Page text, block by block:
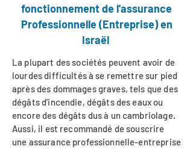
fonctionnement de l'assurance
Professionnelle (Entreprise) en
Israël
La plupart des sociétés peuvent avoir de
lourdes difficultés à se remettre sur pied
après des dommages graves, tels que des
dégâts d’incendie, dégâts des eaux ou
encore des dégâts dus à un cambriolage.
Aussi, il est recommandé de souscrire
une assurance professionnelle-entreprise